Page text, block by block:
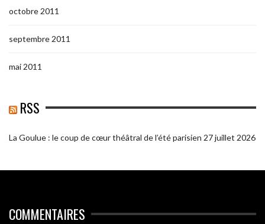
octobre 2011
septembre 2011
mai 2011
RSS
La Goulue : le coup de cœur théâtral de l’été parisien 27 juillet 2026
COMMENTAIRES